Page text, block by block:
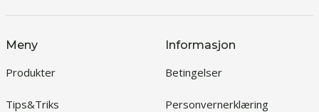
Meny
Produkter
Tips&Triks
Informasjon
Betingelser
Personvernerklæring